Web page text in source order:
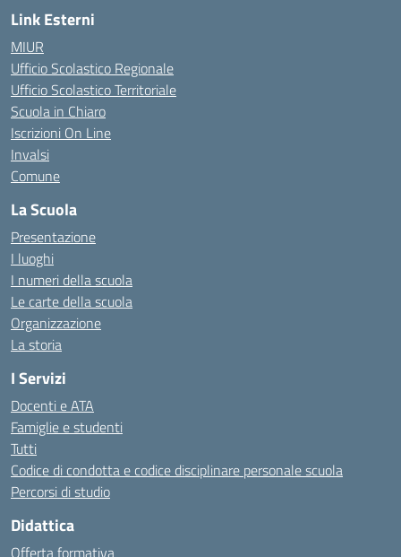
Link Esterni
MIUR
Ufficio Scolastico Regionale
Ufficio Scolastico Territoriale
Scuola in Chiaro
Iscrizioni On Line
Invalsi
Comune
La Scuola
Presentazione
I luoghi
I numeri della scuola
Le carte della scuola
Organizzazione
La storia
I Servizi
Docenti e ATA
Famiglie e studenti
Tutti
Codice di condotta e codice disciplinare personale scuola
Percorsi di studio
Didattica
Offerta formativa